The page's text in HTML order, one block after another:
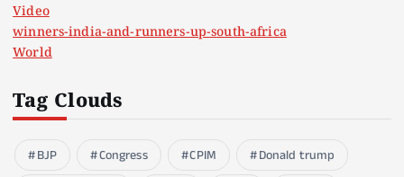
Video
winners-india-and-runners-up-south-africa
World
Tag Clouds
BJP Congress CPIM
Donald trump